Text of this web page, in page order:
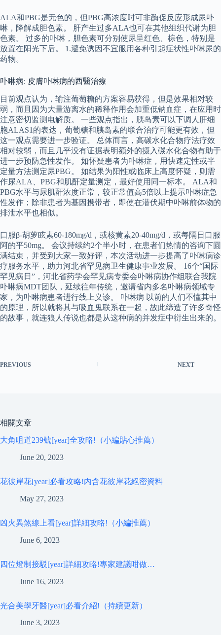
ALA和PBG是无色的，但PBG高浓度时可非酶促反应形成尿卟
啉，降解成胆色素。 肝产生过多ALA也可在其他组织代谢为胆
色素。 过多的卟啉，胆色素可分别使尿呈红色、棕色，特别是
放置在阳光下后。 1.避免诱因不宜服用各种引起症状性卟啉尿的
药物。
卟啉病: 皮膚卟啉病的西醫治療
目前观点认为，输注葡萄糖的方案容易获得，但是效果相对较
弱，而且因为大量游离水的稀释作用会加重低钠血症，在应用时
注意密切监测电解质。 一些观点指出，胰岛素可以下调人肝细
胞ALAS1的表达，葡萄糖和胰岛素的联合治疗可能更有效，但
这一观点需要进一步验证。 总体而言，高碳水化合物疗法疗效
相对较弱，而且几乎没有证据表明额外的摄入碳水化合物有助于
进一步预防急性发作。 如怀疑患者为卟啉症，用快速定性或半
定量方法测定尿PBG。 如结果为阳性或临床上高度怀疑，则需
作尿ALA、PBG和肌酐定量测定，最好使用同一标本。 ALA和
PBG水平与尿肌酐浓度正常，较正常值高5倍以上提示卟啉症急
性发作；除非患者为基因携带者，即使在潜伏期中卟啉前体物的
排泄水平也相似。
口服β-胡萝眩素60-180mg/d，或核黄素20-40mg/d，或每隔日口服
阿的平50mg。 会议持续约2个半小时，在患者们热情的咨询下圆
满结束，并受到大家一致好评，本次活动进一步提高了卟啉病诊
疗服务水平，助力河北省罕见病卫生健康事业发展。 16个“国际
罕见病日”，河北省药学会罕见病专委会卟啉病协作组联合我院
卟啉病MDT团队，延续往年传统，邀请省内多名卟啉病领域专
家，为卟啉病患者进行线上义诊。 卟啉病 以前的人们不懂其中
的原理，所以就将其与吸血鬼联系在一起，故此缔造了许多奇怪
的故事，就连狼人传说也都是从这种病的并发症中衍生出来的。
PREVIOUS NEXT
相關文章
大角咀道239號[year]全攻略!（小編貼心推薦）
June 20, 2023
花彼岸花[year]必看攻略!內含花彼岸花絕密資料
May 27, 2023
凶火異煞線上看[year]詳細攻略!（小編推薦）
June 6, 2023
四位燈制接駁[year]詳細攻略!專家建議咁做…
June 16, 2023
光合美學牙醫[year]必看介紹!（持續更新）
June 3, 2023